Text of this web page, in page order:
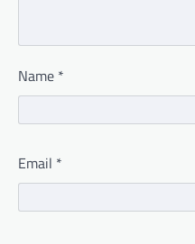
Name *
Email *